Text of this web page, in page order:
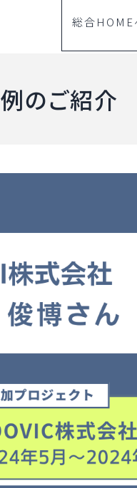
総合HOME
のご紹介